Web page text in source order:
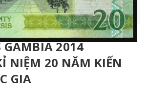
GAMBIA 2014
NIỆM 20 NĂM KIẾN
GIA